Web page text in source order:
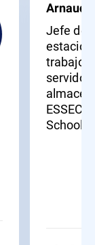
Arnaud
Jefe de
trabajo,
ESSEC
School